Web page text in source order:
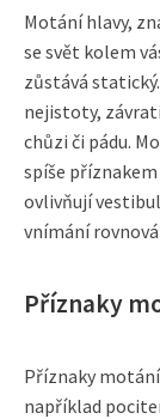
Motání hlavy,
se svět kolem
zůstává
nejistoty,
chůzi či pádu.
spíše
ovlivňují
vnímání
Příznaky
Příznaky
například